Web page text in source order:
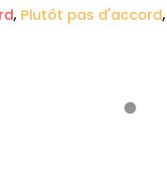
, Plutôt pas d'accord,